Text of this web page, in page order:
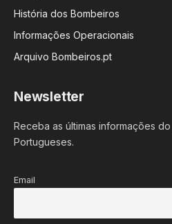
História dos Bombeiros
Informações Operacionais
Arquivo Bombeiros.pt
Newsletter
Receba as últimas informações
Portugueses.
Email